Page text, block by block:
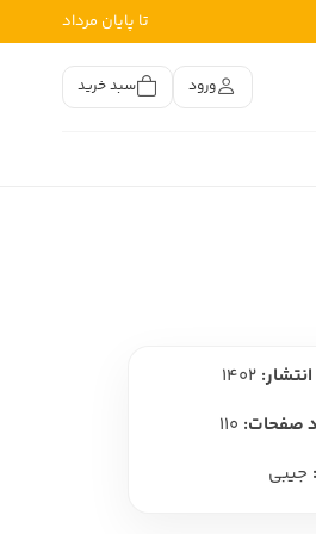
تا پایان مرداد
ورود سبد خرید
1402
صفحات: 110
جیبی